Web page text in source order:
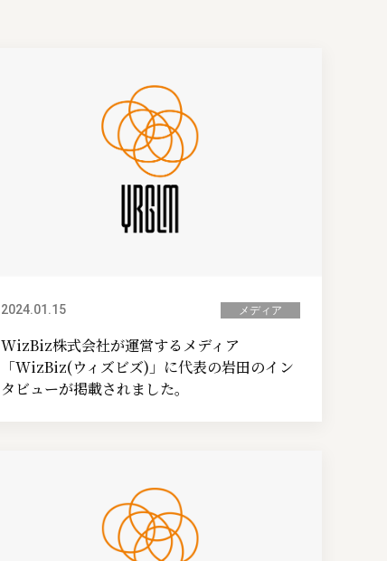
2024.01.15 メディア
WizBiz株式会社が運営するメディア
「WizBiz(ウィズビズ)」に代表の岩田のイン
タビューが掲載されました。